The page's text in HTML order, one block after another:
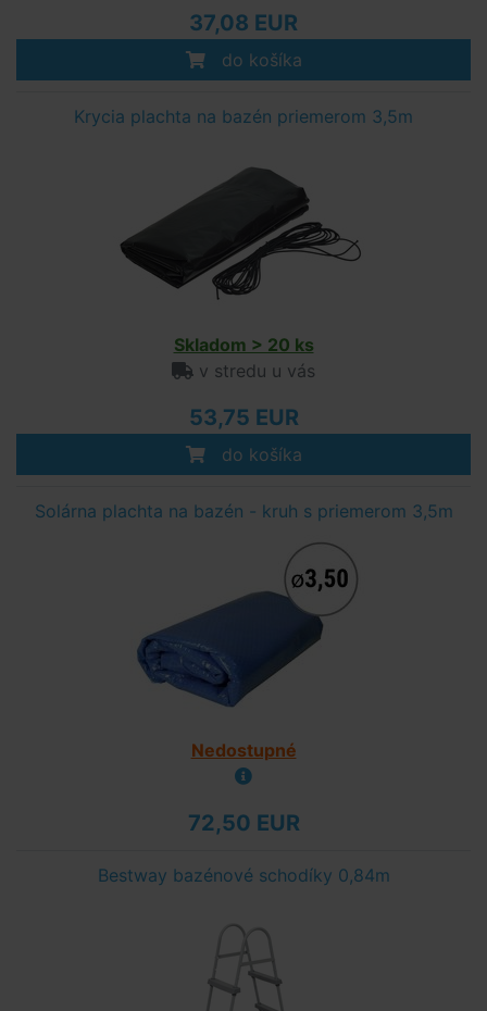
37,08 EUR
do košíka
Krycia plachta na bazén priemerom 3,5m
Skladom > 20 ks
v stredu u vás
53,75 EUR
do košíka
Solárna plachta na bazén - kruh s priemerom 3,5m
Nedostupné
72,50 EUR
Bestway bazénové schodíky 0,84m